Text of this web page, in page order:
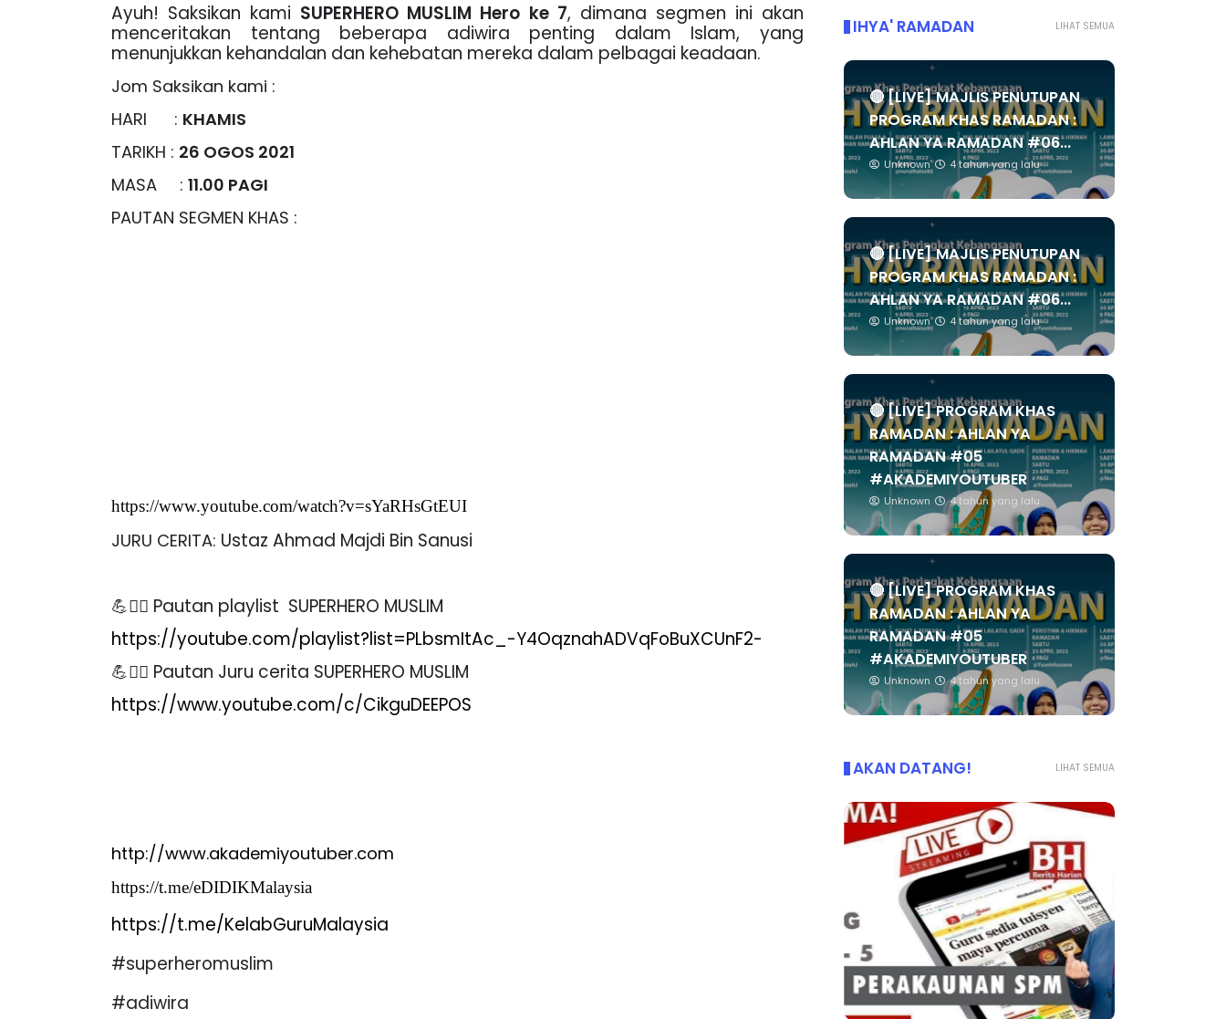
Ayuh! Saksikan kami SUPERHERO MUSLIM Hero ke 7, dimana segmen ini akan
menceritakan tentang beberapa adiwira penting dalam Islam, yang
menunjukkan kehandalan dan kehebatan mereka dalam pelbagai keadaan.
Jom Saksikan kami :
HARI : KHAMIS
TARIKH : 26 OGOS 2021
MASA : 11.00 PAGI
PAUTAN SEGMEN KHAS :
https://www.youtube.com/watch?v=sYaRHsGtEUI
JURU CERITA: Ustaz Ahmad Majdi Bin Sanusi
💪🦸 ️ Pautan playlist SUPERHERO MUSLIM
https://youtube.com/playlist?list=PLbsmItAc_-Y4OqznahADVqFoBuXCUnF2-
💪🦸 ️ Pautan Juru cerita SUPERHERO MUSLIM
https://www.youtube.com/c/CikguDEEPOS
http://www.akademiyoutuber.com
https://t.me/eDIDIKMalaysia
https://t.me/KelabGuruMalaysia
#superheromuslim
#adiwira
LIHAT SEMUA
IHYA' RAMADAN
🔴 [LIVE] MAJLIS PENUTUPAN
PROGRAM KHAS RAMADAN :
AHLAN YA RAMADAN #06...
Unknown 4 tahun yang lalu
🔴 [LIVE] MAJLIS PENUTUPAN
PROGRAM KHAS RAMADAN :
AHLAN YA RAMADAN #06...
Unknown 4 tahun yang lalu
🔴 [LIVE] PROGRAM KHAS
RAMADAN : AHLAN YA
RAMADAN #05
#AKADEMIYOUTUBER
Unknown 4 tahun yang lalu
🔴 [LIVE] PROGRAM KHAS
RAMADAN : AHLAN YA
RAMADAN #05
#AKADEMIYOUTUBER
Unknown 4 tahun yang lalu
LIHAT SEMUA
AKAN DATANG!